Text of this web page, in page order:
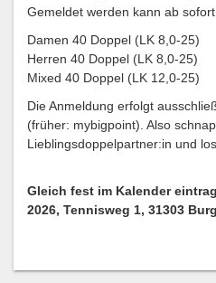
Gemeldet werden kann ab
Damen 40 Doppel (LK 8,0-25)
Herren 40 Doppel (LK 8,0-25)
Mixed 40 Doppel (LK 12,0-25)
Die Anmeldung erfolgt
(früher: mybigpoint). Also
Lieblingsdoppelpartner:in und
Gleich fest im Kalender
2026, Tennisweg 1, 31303